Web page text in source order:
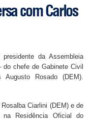
com Carlos
da Assembleia
do chefe de Gabinete Civil
Rosado (DEM).
Ciarlini (DEM) e de
Residência Oficial do